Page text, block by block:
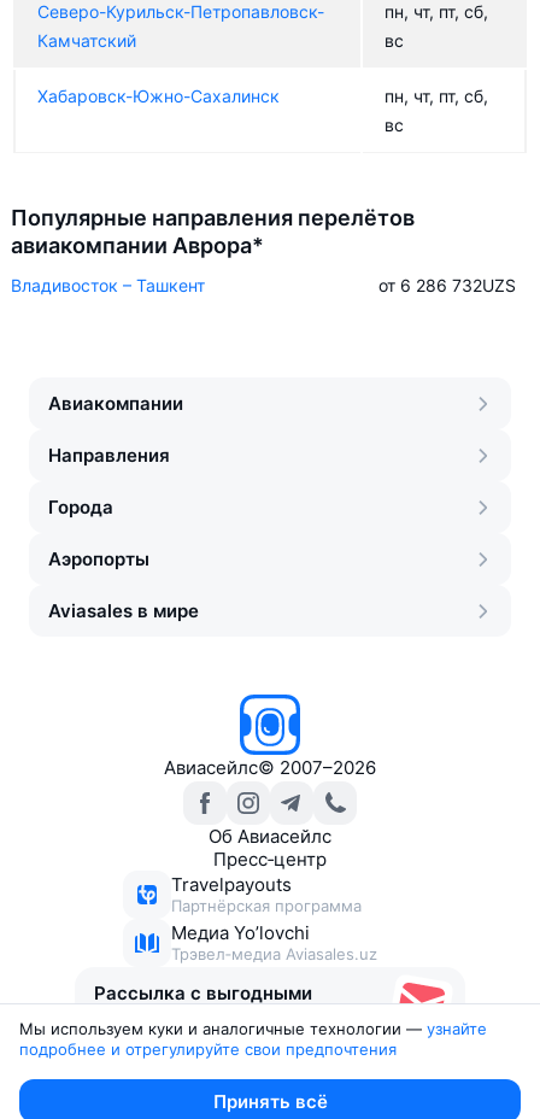
Северо-Курильск-Петропавловск-
Камчатский
пн, чт, пт, сб,
вс
Хабаровск-Южно-Сахалинск
пн, чт, пт, сб,
вс
Популярные направления перелётов
авиакомпании Аврора*
Владивосток – Ташкент от 6 286 732UZS
Авиакомпании
Направления
Города
Аэропорты
Aviasales в мире
Авиасейлс© 2007–2026
Об Авиасейлс
Пресс‑центр
Travelpayouts
Партнёрская программа
Медиа Yo’lovchi
Трэвел‑медиа Aviasales.uz
Рассылка с выгодными
Юридические документы
Мы используем куки и аналогичные технологии — узнайте
подробнее и отрегулируйте свои предпочтения
Принять всё